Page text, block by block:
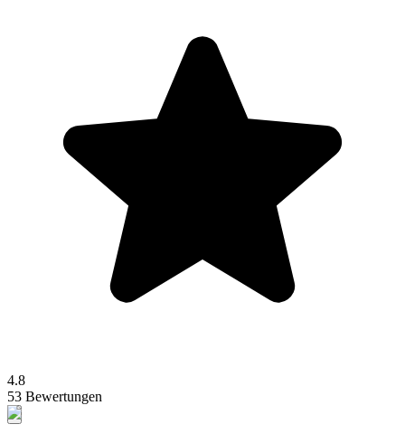
4.8
53 Bewertungen